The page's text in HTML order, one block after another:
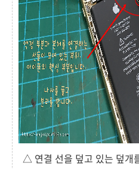
△ 연결 선을 덮고 있는 덮개